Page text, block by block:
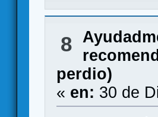
8
perdio)
« en: 30 de